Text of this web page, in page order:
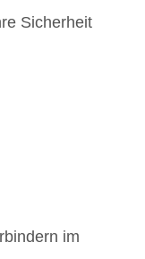
Sicherheit
im